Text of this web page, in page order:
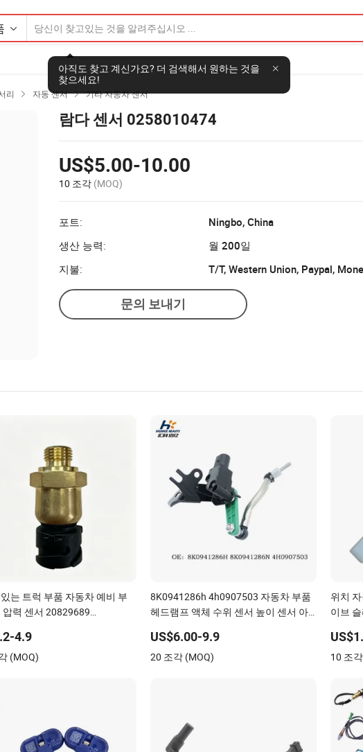
아직도 찾고 계신가요? 더 검색해서 원하는 것을
찾으세요!
리  자동 센서  기타 자동차 센서
람다 센서 0258010474
US$5.00-10.00
10 조각 (MOQ)
포트:
Ningbo, China
생산 능력:
월 200일
지불:
T/T, Western Union, Paypal,
문의 보내기
는 트럭 부품 자동차 예비 부
압력 센서 20829689
4.9
(MOQ)
8K0941286h 4h0907503 자동차 부품
헤드램프 액체 수위 센서 높이 센서 아
US$6.00-9.9
20 조각 (MOQ)
위치
이브
10 조